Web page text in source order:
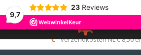
9,7
23 Reviews
MENU
verzendkosten NL € 8,50